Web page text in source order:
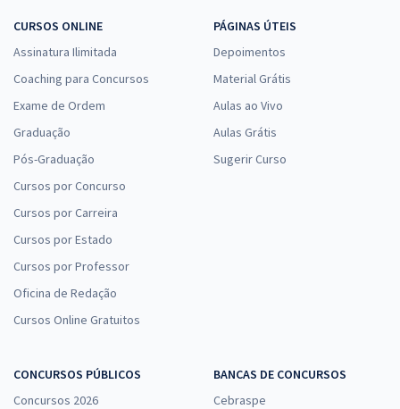
CURSOS ONLINE
Assinatura Ilimitada
Coaching para Concursos
Exame de Ordem
Graduação
Pós-Graduação
Cursos por Concurso
Cursos por Carreira
Cursos por Estado
Cursos por Professor
Oficina de Redação
Cursos Online Gratuitos
PÁGINAS ÚTEIS
Depoimentos
Material Grátis
Aulas ao Vivo
Aulas Grátis
Sugerir Curso
CONCURSOS PÚBLICOS
Concursos 2026
BANCAS DE CONCURSOS
Cebraspe